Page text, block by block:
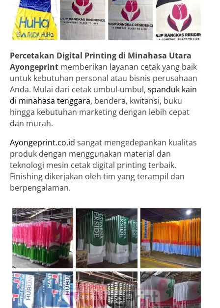
Percetakan Digital Printing di Minahasa Utara
Ayongeprint memberikan layanan cetak yang baik
untuk kebutuhan personal atau bisnis perusahaan
Anda. Mulai dari cetak umbul-umbul, spanduk kain
di minahasa tenggara, bendera, kwitansi, buku
hingga kebutuhan marketing dengan lebih cepat
dan murah.
Ayongeprint.co.id sangat mengedepankan kualitas
produk dengan menggunakan material dan
teknologi mesin cetak digital printing terbaik.
Finishing dikerjakan oleh tim yang terampil dan
berpengalaman.